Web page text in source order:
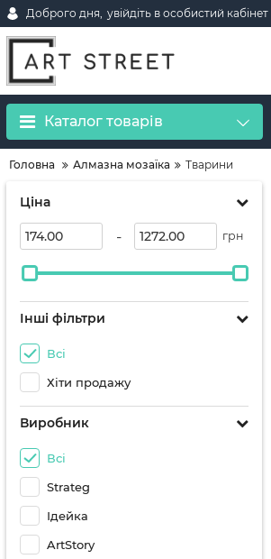
Доброго дня, увійдіть в особистий кабінет
Каталог товарів
Головна Алмазна мозаїка Тварини
Ціна
- грн
Інші фільтри
Всі
Хіти продажу
Виробник
Всі
Strateg
Ідейка
ArtStory